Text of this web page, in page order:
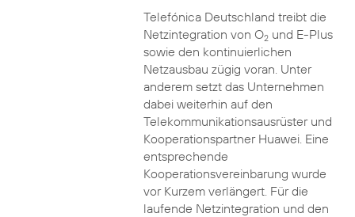
Telefónica Deutschland treibt die
Netzintegration von O2und E-Plus
sowie den kontinuierlichen
Netzausbau zügig voran. Unter
anderem setzt das Unternehmen
dabei weiterhin auf den
Telekommunikationsausrüster und
Kooperationspartner Huawei. Eine
entsprechende
Kooperationsvereinbarung wurde
vor Kurzem verlängert. Für die
laufende Netzintegration und den